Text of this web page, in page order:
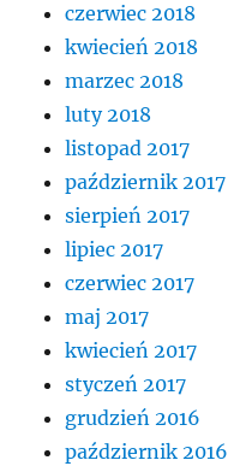
czerwiec 2018
kwiecień 2018
marzec 2018
luty 2018
listopad 2017
październik 2017
sierpień 2017
lipiec 2017
czerwiec 2017
maj 2017
kwiecień 2017
styczeń 2017
grudzień 2016
październik 2016